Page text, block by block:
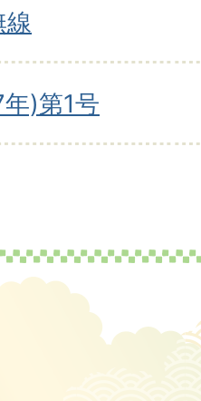
線
)第1号